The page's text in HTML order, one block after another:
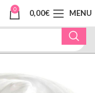
0 0,00€ MENU